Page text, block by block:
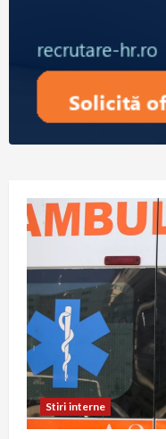
Stiri interne